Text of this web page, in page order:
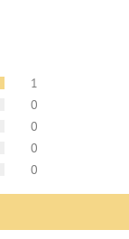
1
0
0
0
0